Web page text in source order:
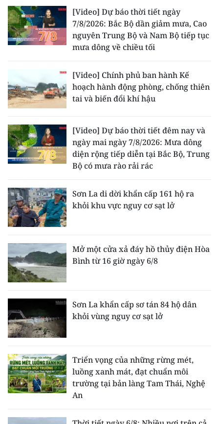
CHUYÊN ĐỀ
CÁC CHUYÊN TRANG
THỜI NAY
NHÂN DÂN CUỐI TUẦN
NHÂN DÂN HẰNG THÁNG
MUA BÁO
ENGLISH
FRANÇAIS
РУССКИЙ
한국어
[Video] Dự báo thời tiết ngày
7/8/2026: Bắc Bộ dần giảm mưa, Cao
nguyên Trung Bộ và Nam Bộ tiếp tục
mưa dông về chiều tối
[Video] Chính phủ ban hành Kế
hoạch hành động phòng, chống thiên
tai và biến đổi khí hậu
[Video] Dự báo thời tiết đêm nay và
ngày mai ngày 7/8/2026: Mưa dông
diện rộng tiếp diễn tại Bắc Bộ, Trung
Bộ có mưa rào rải rác
Sơn La di dời khẩn cấp 161 hộ ra
khỏi khu vực nguy cơ sạt lở
Mở một cửa xả đáy hồ thủy điện Hòa
Bình từ 16 giờ ngày 6/8
Sơn La khẩn cấp sơ tán 84 hộ dân
khỏi vùng nguy cơ sạt lở
Triển vọng của những rừng mét,
luồng xanh mát, đạt chuẩn môi
trường tại bản làng Tam Thái, Nghệ
An